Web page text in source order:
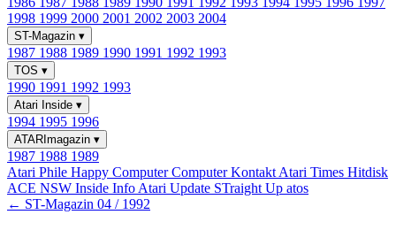
1998 1999 2000 2001 2002 2003 2004
ST-Magazin ▾
1987 1988 1989 1990 1991 1992 1993
TOS ▾
1990 1991 1992 1993
Atari Inside ▾
1994 1995 1996
ATARImagazin ▾
1987 1988 1989
Atari Phile Happy ComputerComputer Kontakt Atari Times Hitdisk
ACE NSW Inside Info Atari Update STraight Up atos
← ST-Magazin 04 / 1992